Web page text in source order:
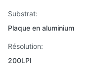
Substrat:
Plaque en aluminium
Résolution:
200LPI